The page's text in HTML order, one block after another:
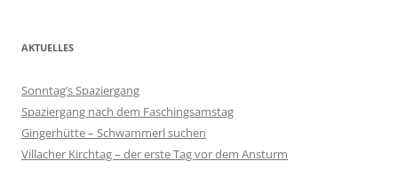
AKTUELLES
Sonntag’s Spaziergang
Spaziergang nach dem Faschingsamstag
Gingerhütte – Schwammerl suchen
Villacher Kirchtag – der erste Tag vor dem Ansturm